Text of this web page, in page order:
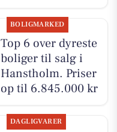
BOLIGMARKED
Top 6 over dyreste
boliger til salg i
Hanstholm. Priser
op til 6.845.000 kr
DAGLIGVARER